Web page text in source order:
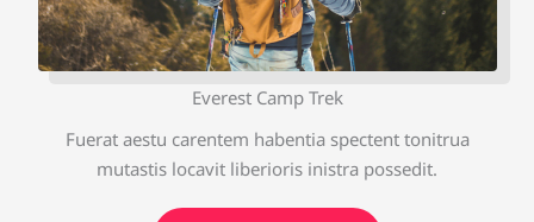
Everest Camp Trek
Fuerat aestu carentem habentia spectent tonitrua
mutastis locavit liberioris inistra possedit.